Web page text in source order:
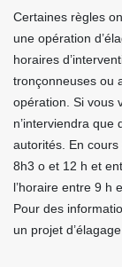
Certaines règles
une opération
horaires
tronçonneuses ou
opération. Si vous
n’interviendra que
autorités. En
8h3 o et 12 h et
l’horaire entre 9 h
Pour des
un projet